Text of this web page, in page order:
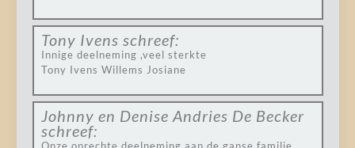
Tony Ivens schreef:
Innige deelneming ,veel sterkte
Tony Ivens Willems Josiane
Johnny en Denise Andries De Becker
schreef: